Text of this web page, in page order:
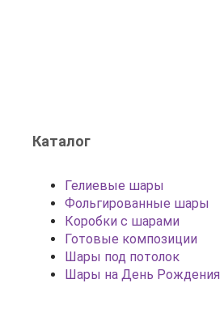
Каталог
Гелиевые шары
Фольгированные шары
Коробки с шарами
Готовые композиции
Шары под потолок
Шары на День Рождения